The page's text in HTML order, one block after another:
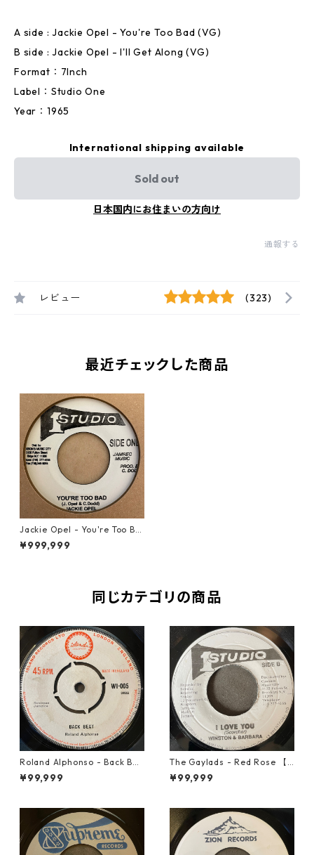
A side : Jackie Opel - You're Too Bad (VG)
B side : Jackie Opel - I'll Get Along (VG)
Format：7Inch
Label：Studio One
Year：1965
International shipping available
Sold out
日本国内にお住まいの方向け
通報する
レビュー (323)
最近チェックした商品
Jackie Opel - You're Too Ba
d【7-21439】
¥999,999
同じカテゴリの商品
Roland Alphonso - Back Bea
t【7-21909】
¥99,999
The Gaylads - Red Rose 【7
-21853】
¥99,999